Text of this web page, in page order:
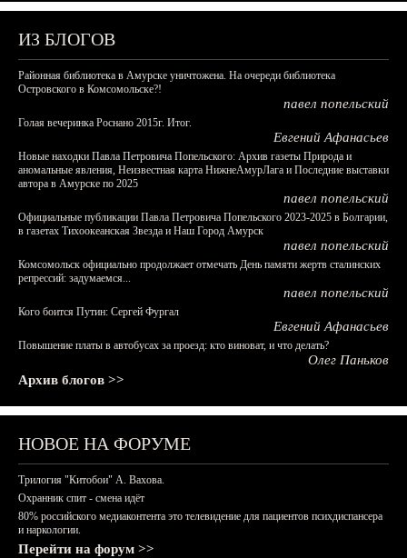
ИЗ БЛОГОВ
Районная библиотека в Амурске уничтожена. На очереди библиотека
Островского в Комсомольске?!
павел попельский
Голая вечеринка Роснано 2015г. Итог.
Евгений Афанасьев
Новые находки Павла Петровича Попельского: Архив газеты Природа и
аномальные явления, Неизвестная карта НижнеАмурЛага и Последние выставки
автора в Амурске по 2025
павел попельский
Официальные публикации Павла Петровича Попельского 2023-2025 в Болгарии,
в газетах Тихоокеанская Звезда и Наш Город Амурск
павел попельский
Комсомольск официально продолжает отмечать День памяти жертв сталинских
репрессий: задумаемся...
павел попельский
Кого боится Путин: Сергей Фургал
Евгений Афанасьев
Повышение платы в автобусах за проезд: кто виноват, и что делать?
Олег Паньков
Архив блогов >>
НОВОЕ НА ФОРУМЕ
Трилогия "Китобои" А. Вахова.
Охранник спит - смена идёт
80% российского медиаконтента это телевидение для пациентов психдиспансера
и наркологии.
Перейти на форум >>